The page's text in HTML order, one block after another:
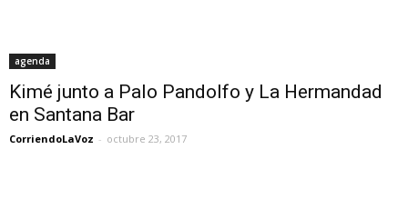
agenda
Kimé junto a Palo Pandolfo y La Hermandad
en Santana Bar
CorriendoLaVoz - octubre 23, 2017